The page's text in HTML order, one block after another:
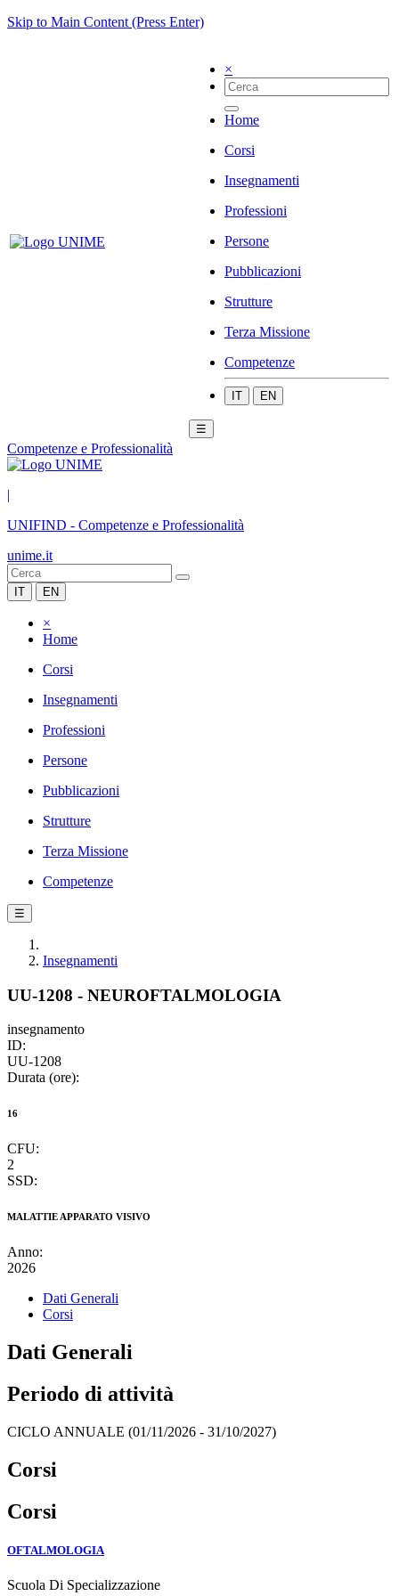
Skip to Main Content (Press Enter)
×
Home
Corsi
Insegnamenti
Professioni
Persone
Pubblicazioni
Strutture
Terza Missione
Competenze
IT EN
☰
Competenze e Professionalità
|
UNIFIND - Competenze e Professionalità
unime.it
IT EN
×
Home
Corsi
Insegnamenti
Professioni
Persone
Pubblicazioni
Strutture
Terza Missione
Competenze
☰
Insegnamenti
UU-1208 - NEUROFTALMOLOGIA
insegnamento
ID:
UU-1208
Durata (ore):
16
CFU:
2
SSD:
MALATTIE APPARATO VISIVO
Anno:
2026
Dati Generali
Corsi
Dati Generali
Periodo di attività
CICLO ANNUALE (01/11/2026 - 31/10/2027)
Corsi
Corsi
OFTALMOLOGIA
Scuola Di Specializzazione